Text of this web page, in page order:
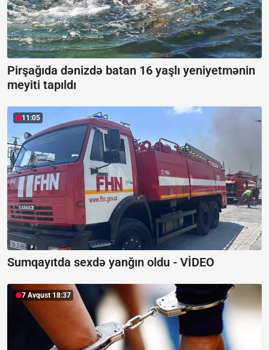
Pirşağıda dənizdə batan 16 yaşlı yeniyetmənin
meyiti tapıldı
11:05
Sumqayıtda sexdə yanğın oldu - VİDEO
7 Avqust 18:37